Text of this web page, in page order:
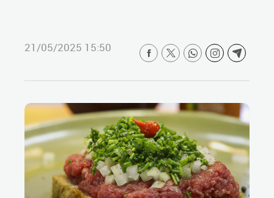
21/05/2025 15:50